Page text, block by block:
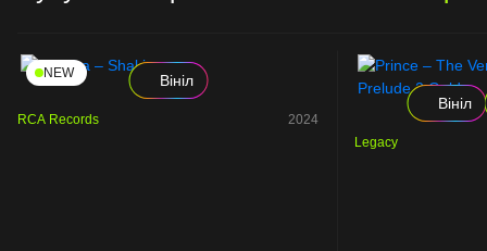
NEW Вініл
RCA Records 2024
Вініл
Legacy